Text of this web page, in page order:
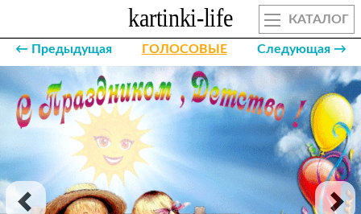
КАТАЛОГ
← Предыдущая ГОЛОСОВЫЕ Следующая →